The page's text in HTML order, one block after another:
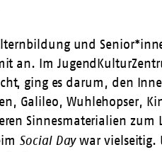
und
an. Im
ging es darum, den
, Galileo, Wuhlehopser,
Sinnesmaterialien
Social Daywar vielseitig.